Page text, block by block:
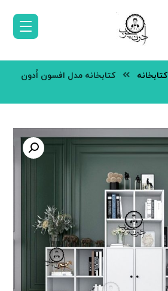
کتابخانه
کتابخانه مدل افسون اُدون